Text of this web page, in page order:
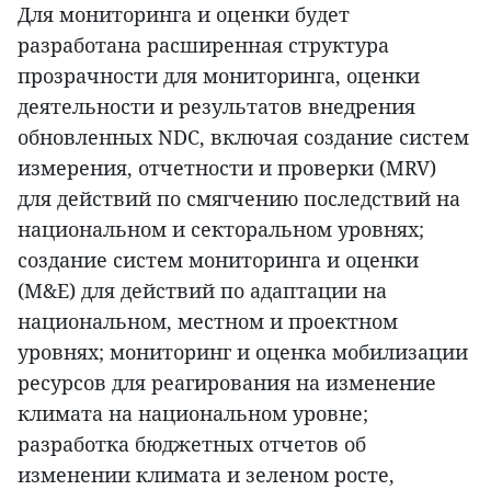
Для мониторинга и оценки будет
разработана расширенная структура
прозрачности для мониторинга, оценки
деятельности и результатов внедрения
обновленных NDC, включая создание систем
измерения, отчетности и проверки (MRV)
для действий по смягчению последствий на
национальном и секторальном уровнях;
создание систем мониторинга и оценки
(M&E) для действий по адаптации на
национальном, местном и проектном
уровнях; мониторинг и оценка мобилизации
ресурсов для реагирования на изменение
климата на национальном уровне;
разработка бюджетных отчетов об
изменении климата и зеленом росте,